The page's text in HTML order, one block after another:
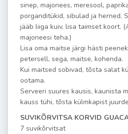
sinep, majonees, meresool,
porganditükid, sibulad ja herned.
jääb liiga kuiv, lisa taimset koort.
majoneesi teha.)
Lisa oma maitse järgi hästi
petersell, sega, maitse, kohenda.
Kui maitsed sobivad, tõsta salat
ootama.
Serveeri suures kausis, kaunista
kauss tühi, tõsta külmkapist
SUVIKÕRVITSA KORVID
7 suvikõrvitsat